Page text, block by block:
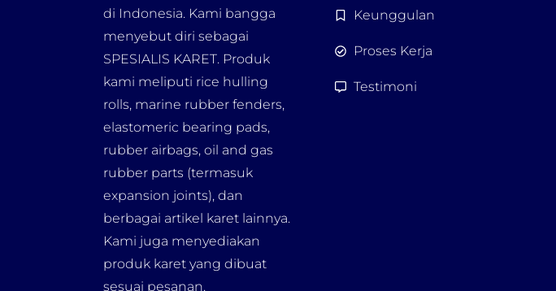
di Indonesia. Kami bangga
menyebut diri sebagai
SPESIALIS KARET. Produk
kami meliputi rice hulling
rolls, marine rubber fenders,
elastomeric bearing pads,
rubber airbags, oil and gas
rubber parts (termasuk
expansion joints), dan
berbagai artikel karet lainnya.
Kami juga menyediakan
produk karet yang dibuat
sesuai pesanan.
Keunggulan
Proses Kerja
Testimoni